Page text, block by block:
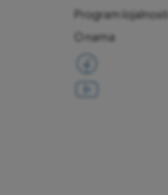
Program lojalnosti
O nama